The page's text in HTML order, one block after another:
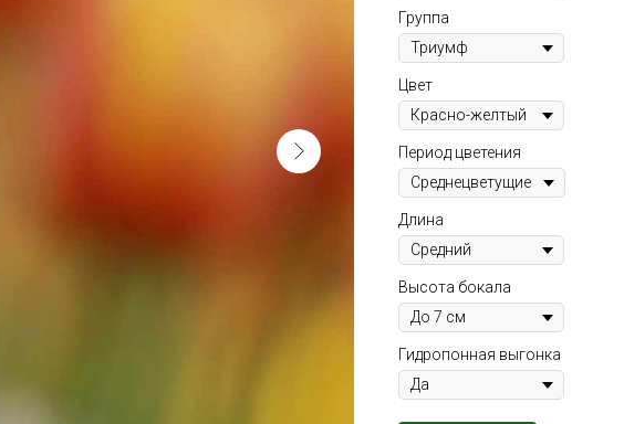
Группа
Цвет
Период цветения
Длина
Высота бокала
Гидропонная выгонка